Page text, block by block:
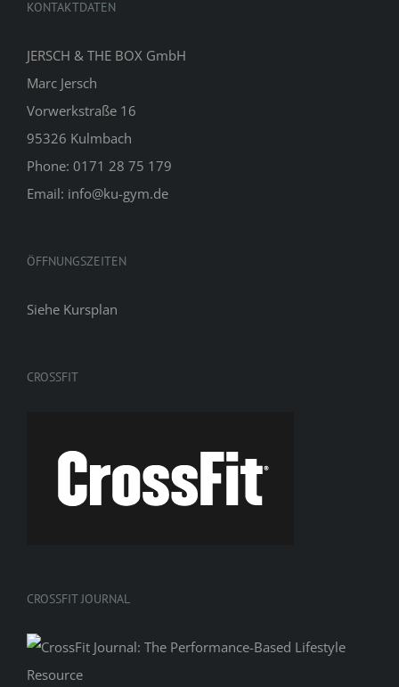
KONTAKTDATEN
JERSCH & THE BOX GmbH
Marc Jersch
Vorwerkstraße 16
95326 Kulmbach
Phone: 0171 28 75 179
Email: info@ku-gym.de
ÖFFNUNGSZEITEN
Siehe Kursplan
CROSSFIT
CROSSFIT JOURNAL